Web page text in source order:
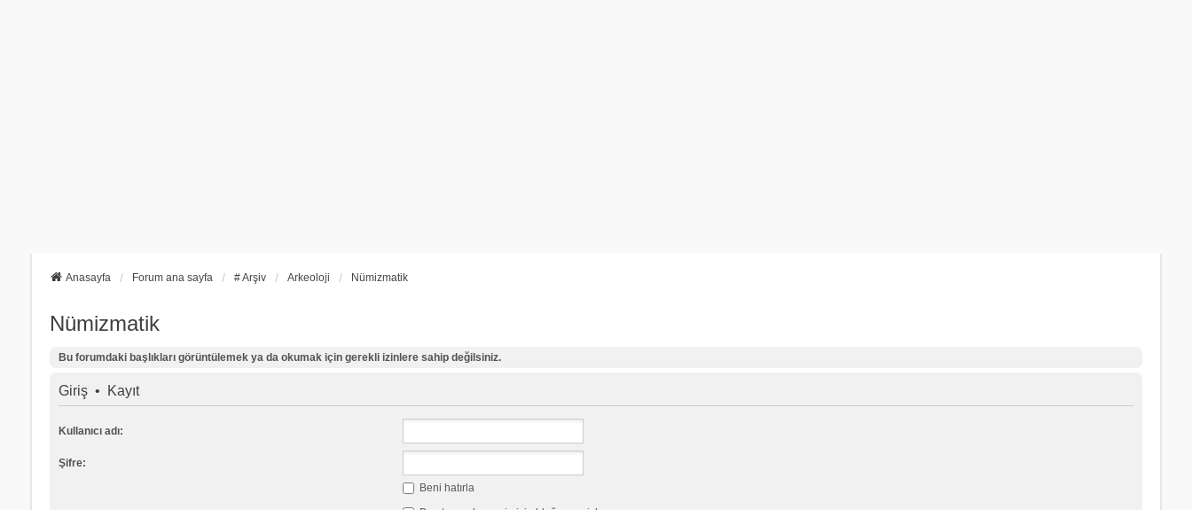
Anasayfa Forum ana sayfa # Arşiv Arkeoloji Nümizmatik
Nümizmatik
Bu forumdaki başlıkları görüntülemek ya da okumak için gerekli izinlere sahip değilsiniz.
Giriş• Kayıt
Kullanıcı adı:
Şifre:
Beni hatırla